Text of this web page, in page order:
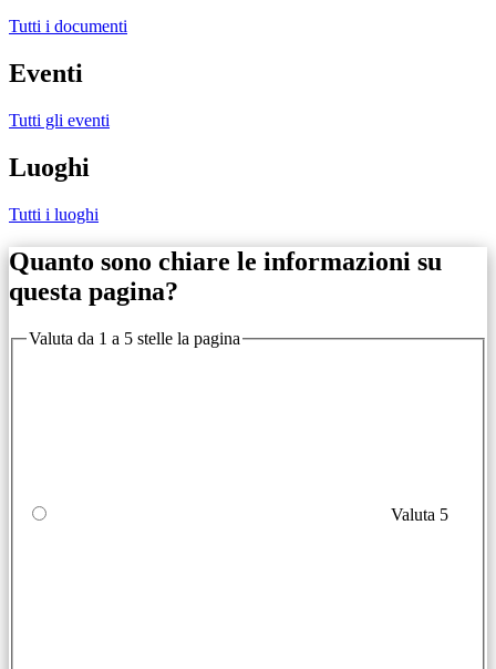
Tutti i documenti
Eventi
Tutti gli eventi
Luoghi
Tutti i luoghi
Quanto sono chiare le informazioni su
questa pagina?
Valuta da 1 a 5 stelle la pagina
Valuta 5